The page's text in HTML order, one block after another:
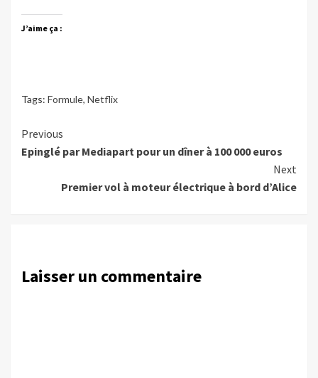
J’aime ça :
Tags: Formule, Netflix
Continue
Reading
Previous
Epinglé par Mediapart pour un dîner à 100 000 euros
Next
Premier vol à moteur électrique à bord d’Alice
Laisser un commentaire